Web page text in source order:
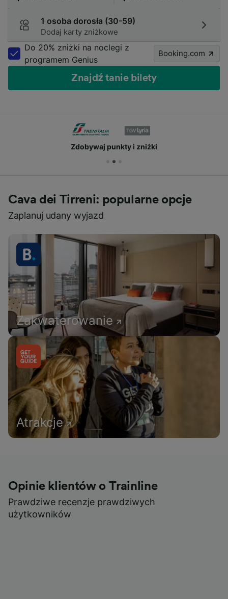
1 osoba dorosła (30-59)
Dodaj karty zniżkowe
Do 20% zniżki na noclegi z
programem Genius
Booking.com
Znajdź tanie bilety
Zdobywaj punkty i zniżki
Cava dei Tirreni: popularne opcje
Zaplanuj udany wyjazd
Zakwaterowanie
Atrakcje
Opinie klientów o Trainline
Prawdziwe recenzje prawdziwych
użytkowników